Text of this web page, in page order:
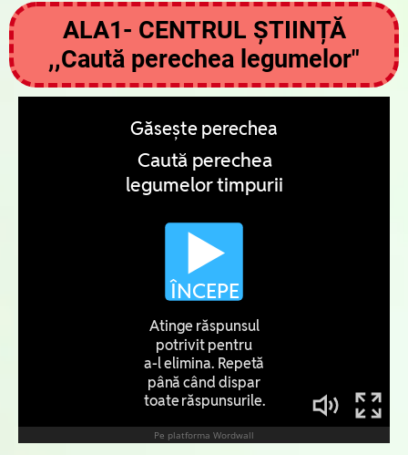
ALA1- CENTRUL ȘTIINȚĂ
,,Caută perechea legumelor"